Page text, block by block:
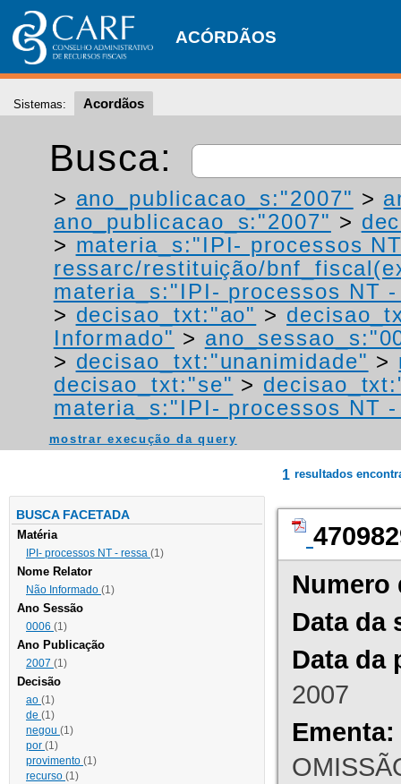
ACÓRDÃOS
Sistemas: Acordãos
Busca:
> ano_publicacao_s:"2007" >
ano_publicacao_s:"2007" >
> materia_s:"IPI- processos
ressarc/restituição/
materia_s:"IPI- processos NT
> decisao_txt:"ao" >
Informado" >
> decisao_txt:"unanimidade" >
decisao_txt:"se" >
materia_s:"IPI- processos NT
mostrar execução da query
BUSCA FACETADA
Matéria
IPI- processos NT - ressa (1)
Nome Relator
Não Informado (1)
Ano Sessão
0006 (1)
Ano Publicação
2007 (1)
Decisão
ao (1)
de (1)
negou (1)
por (1)
provimento (1)
recurso (1)
1 resultados
Numero
Data da
Data da
2007
Ementa: